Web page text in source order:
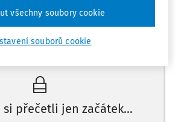
o závislou osobu podle
a další. Jsou-li tyto osoby
často využívají právě
jdoucí mimo pracovní poměr, tedy
a dohody o provedení práce.
obdrží příslušná zdravotní
ze státního rozpočtu měsíčně 1
Máte předplatné?
si přečetli jen začátek…
souborů cookie
všechny soubory cookie